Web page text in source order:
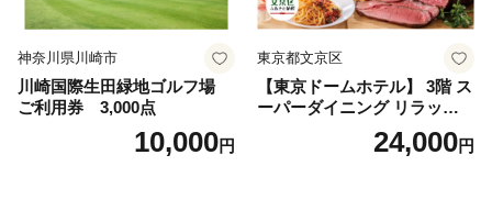
神奈川県川崎市
川崎国際生田緑地ゴルフ場
ご利用券 3,000点
10,000円
東京都文京区
【東京ドームホテル】 3階 ス
ーパーダイニング リラッサ
ランチブッフェ お食事券 大
人1名様分 関東 東京 ご利用
24,000円